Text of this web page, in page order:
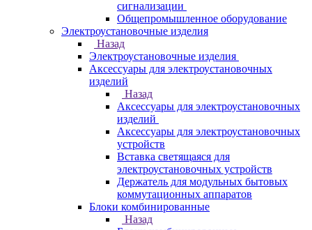
сигнализации
Общепромышленное оборудование
Электроустановочные изделия
Назад
Электроустановочные изделия
Аксессуары для электроустановочных
изделий
Назад
Аксессуары для электроустановочных
изделий
Аксессуары для электроустановочных
устройств
Вставка светящаяся для
электроустановочных устройств
Держатель для модульных бытовых
коммутационных аппаратов
Блоки комбинированные
Назад